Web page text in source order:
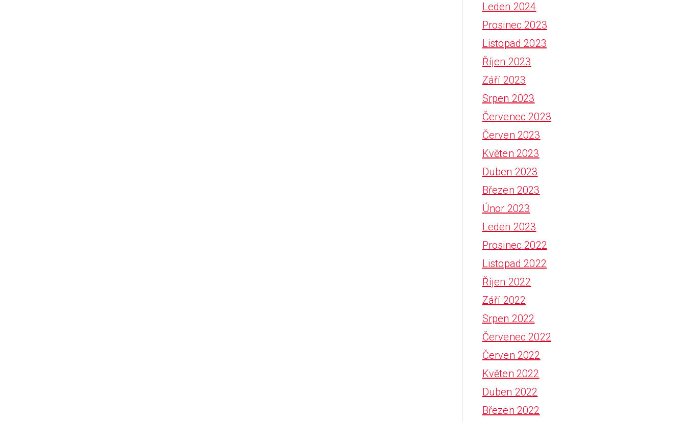
Leden 2024
Prosinec 2023
Listopad 2023
Říjen 2023
Září 2023
Srpen 2023
Červenec 2023
Červen 2023
Květen 2023
Duben 2023
Březen 2023
Únor 2023
Leden 2023
Prosinec 2022
Listopad 2022
Říjen 2022
Září 2022
Srpen 2022
Červenec 2022
Červen 2022
Květen 2022
Duben 2022
Březen 2022